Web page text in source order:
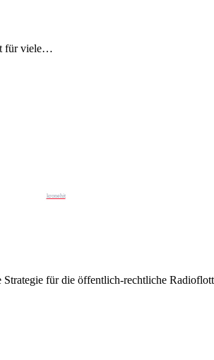
für viele…
kronehit
Strategie für die öffentlich-rechtliche